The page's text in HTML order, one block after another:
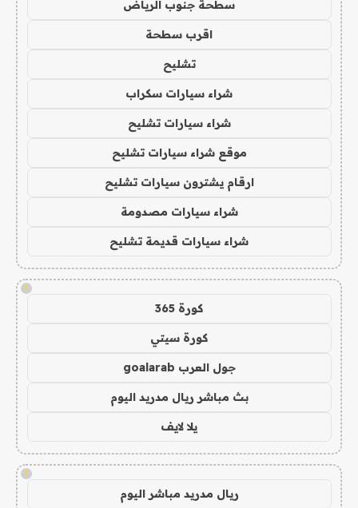
سطحة جنوب الرياض
اقرب سطحة
تشليح
شراء سيارات سكراب
شراء سيارات تشليح
موقع شراء سيارات تشليح
ارقام يشترون سيارات تشليح
شراء سيارات مصدومة
شراء سيارات قديمة تشليح
!
كورة 365
كورة سيتي
جول العرب goalarab
بث مباشر ريال مدريد اليوم
يلا لايف
!
ريال مدريد مباشر اليوم